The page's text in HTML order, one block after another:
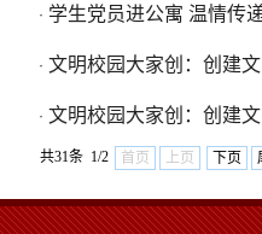
· 学生党员进公寓 温情传
· 文明校园大家创：创建
· 文明校园大家创：创建
共31条 1/2 首页 上页 下页